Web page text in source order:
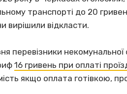
транспорті до 20
вирішили відкласти.
перевізники
16 гривень при оплаті
якщо оплата готівкою,